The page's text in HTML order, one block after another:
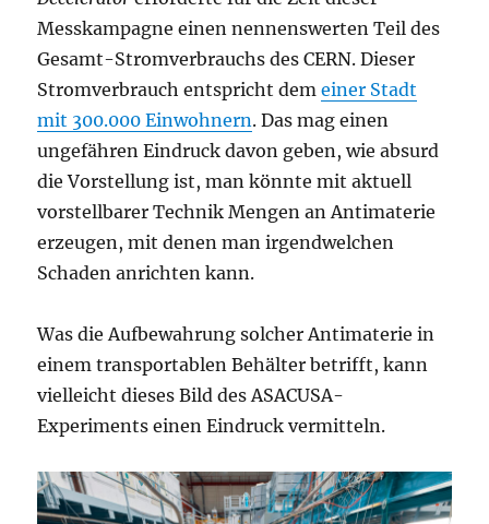
Messkampagne einen nennenswerten Teil des
Gesamt-Stromverbrauchs des CERN. Dieser
Stromverbrauch entspricht demeiner Stadt
mit 300.000 Einwohnern. Das mag einen
ungefähren Eindruck davon geben, wie absurd
die Vorstellung ist, man könnte mit aktuell
vorstellbarer Technik Mengen an Antimaterie
erzeugen, mit denen man irgendwelchen
Schaden anrichten kann.
Was die Aufbewahrung solcher Antimaterie in
einem transportablen Behälter betrifft, kann
vielleicht dieses Bild des ASACUSA-
Experiments einen Eindruck vermitteln.